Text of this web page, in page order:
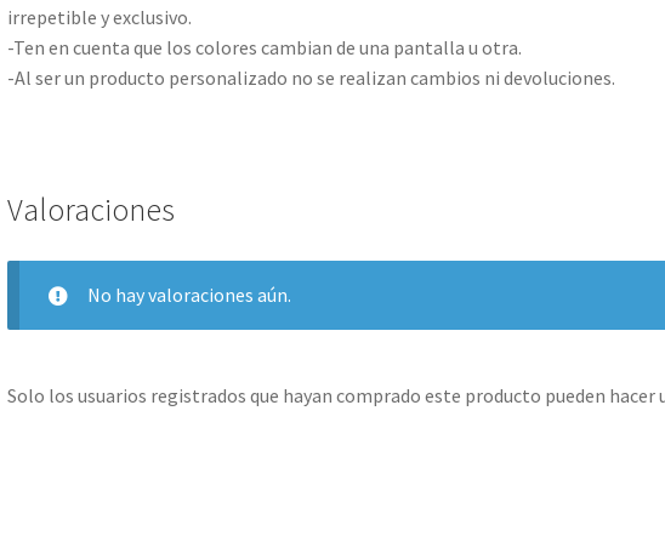
irrepetible y exclusivo.
-Ten en cuenta que los colores cambian de una pantalla u otra.
-Al ser un producto personalizado no se realizan cambios ni devoluciones.
Valoraciones
No hay valoraciones aún.
Solo los usuarios registrados que hayan comprado este producto pueden hacer